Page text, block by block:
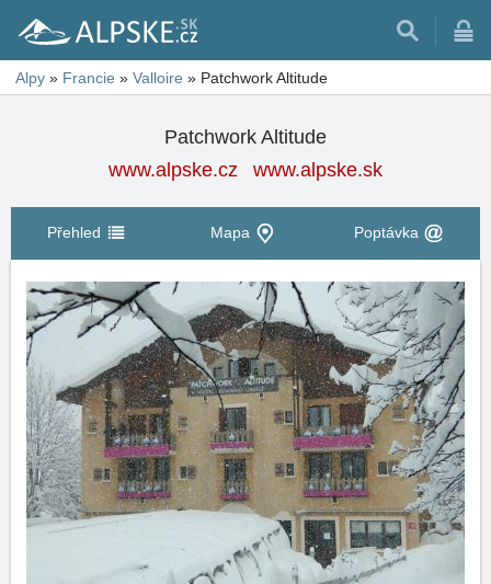
Alpy » Francie » Valloire » Patchwork Altitude
Patchwork Altitude
www.alpske.cz
www.alpske.sk
Přehled Mapa Poptávka